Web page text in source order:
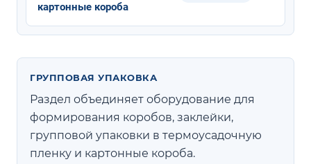
картонные короба
ГРУППОВАЯ УПАКОВКА
Раздел объединяет оборудование для
формирования коробов, заклейки,
групповой упаковки в термоусадочную
пленку и картонные короба.